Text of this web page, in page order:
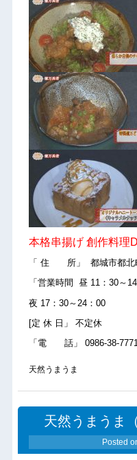
本格串揚げ 創作料理
「 住 所」 都城市都北
「営業時間 昼 11：30～
夜 17：30～24：00
[定 休 日」 不定休
「電 話」 0986-38-
天然うまうま
天然うまうま
Posted